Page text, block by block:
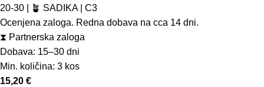
20-30 | 🪴 SADIKA | C3
Ocenjena zaloga. Redna dobava na cca 14 dni.
⧗ Partnerska zaloga
Dobava: 15–30 dni
Min. količina: 3 kos
15,20 €